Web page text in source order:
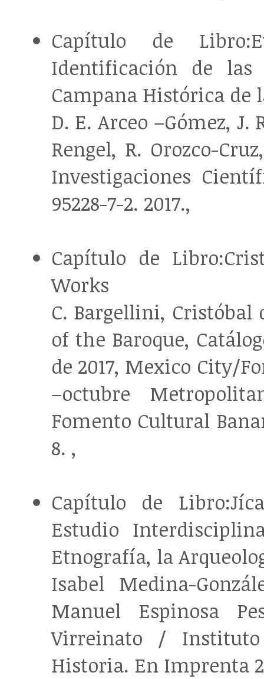
Capítulo de
Identificación de las
Campana Histórica de
D. E. Arceo –Gómez,
Rengel, R. Orozco-
Investigaciones
95228-7-2. 2017.,
Capítulo de
Works
C. Bargellini,
of the Baroque,
de 2017, Mexico City/
–octubre
Fomento Cultural
8. ,
Capítulo de
Estudio
Etnografía, la
Isabel Medina-
Manuel Espinosa
Virreinato /
Historia. En Imprenta